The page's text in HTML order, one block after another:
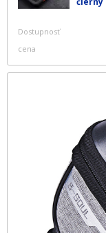
Dostupnosť
cena